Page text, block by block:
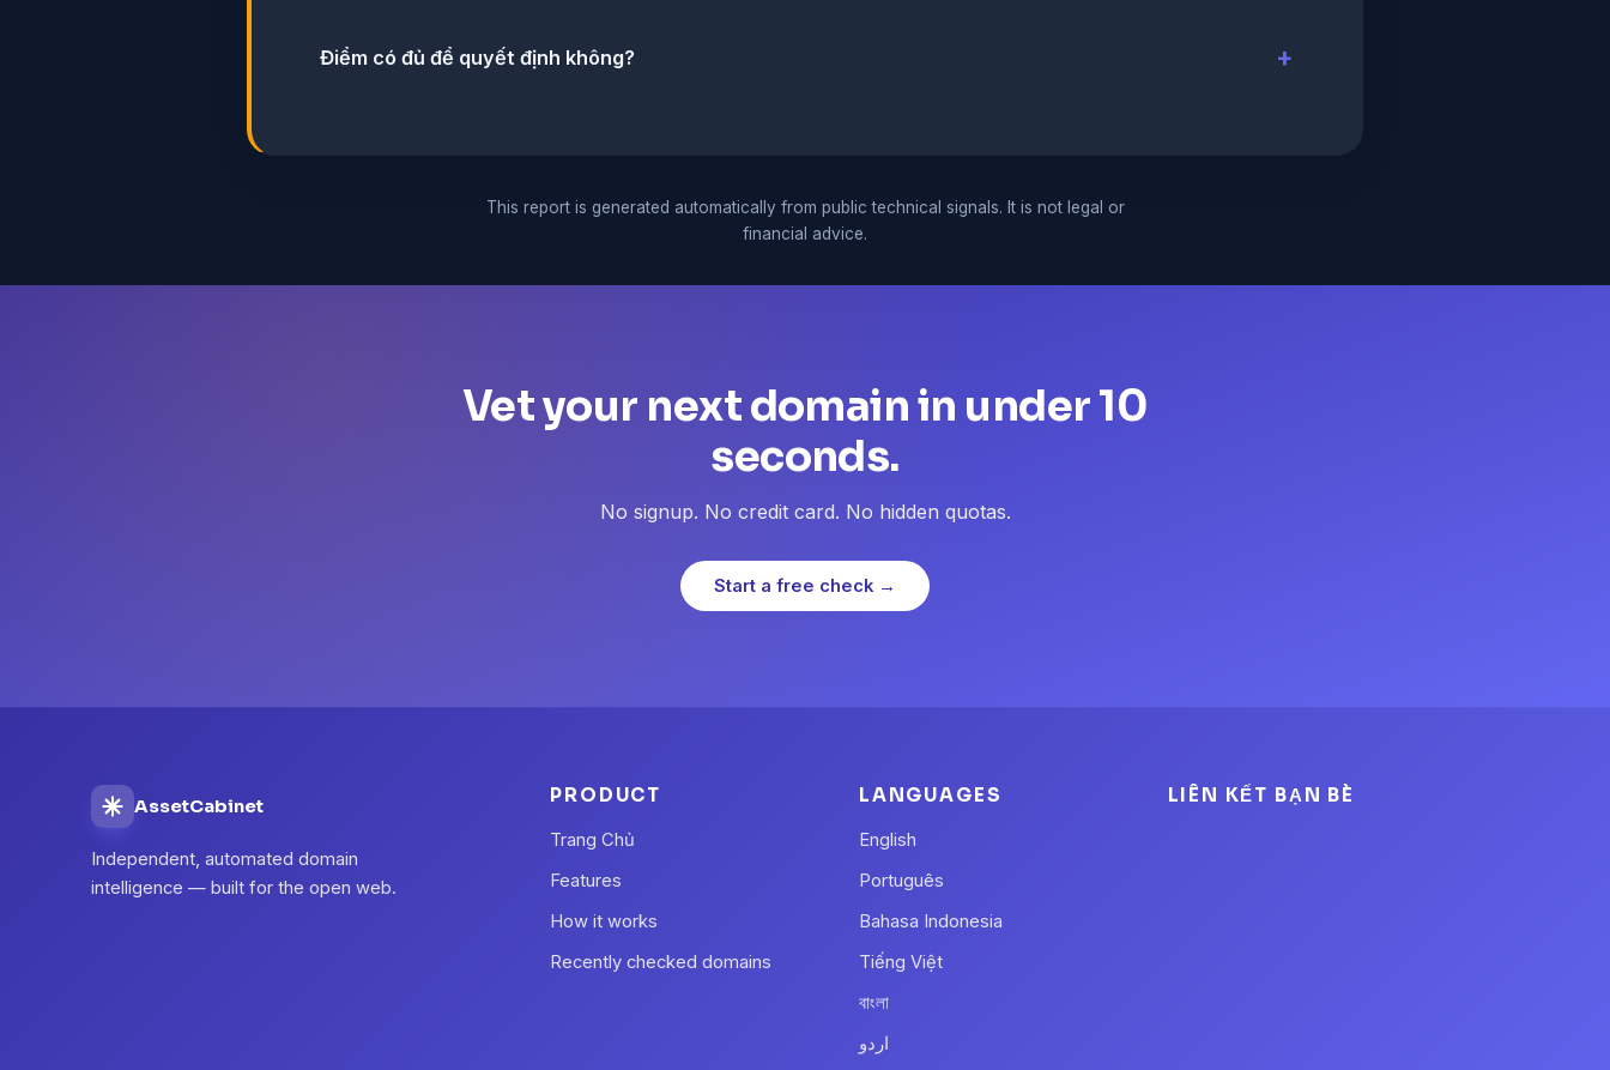
Điểm có đủ để quyết định không?
This report is generated automatically from public technical signals. It is not legal or
financial advice.
Vet your next domain in under 10
seconds.
No signup. No credit card. No hidden quotas.
Start a free check →
AssetCabinet
Independent, automated domain
intelligence — built for the open web.
PRODUCT
Trang Chủ
Features
How it works
Recently checked domains
LANGUAGES
English
Português
Bahasa Indonesia
Tiếng Việt
বাংলা
اردو
LIÊN KẾT BẠN BÈ